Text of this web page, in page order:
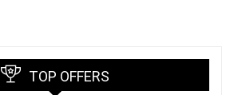
TOP OFFERS